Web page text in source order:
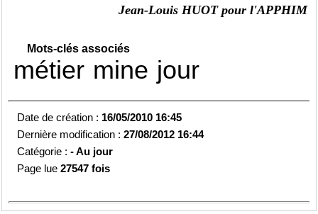
Jean-Louis HUOT pour l'APPHIM
Mots-clés associés
métier mine jour
Date de création : 16/05/2010 16:45
Dernière modification :27/08/2012 16:44
Catégorie :- Au jour
Page lue27547 fois